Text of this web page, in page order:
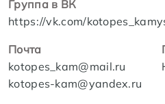
Группа в ВК
https://vk.com/
Почта
kotopes_kam@mail.ru
kotopes-kam@yandex.ru